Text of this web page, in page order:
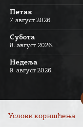
Петак
7. август 2026.
Субота
8. август 2026.
Недеља
9. август 2026.
Услови коришћења